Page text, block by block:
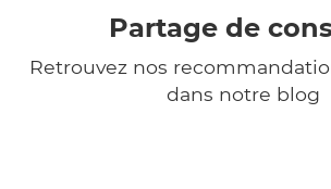
Partage de
Retrouvez nos
dans notre blog